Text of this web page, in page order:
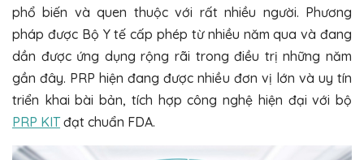
phổ biến và quen thuộc với rất nhiều người. Phương
pháp được Bộ Y tế cấp phép từ nhiều năm qua và đang
dần được ứng dụng rộng rãi trong điều trị những năm
gần đây. PRP hiện đang được nhiều đơn vị lớn và uy tín
triển khai bài bản, tích hợp công nghệ hiện đại với bộ
PRP KITđạt chuẩn FDA.